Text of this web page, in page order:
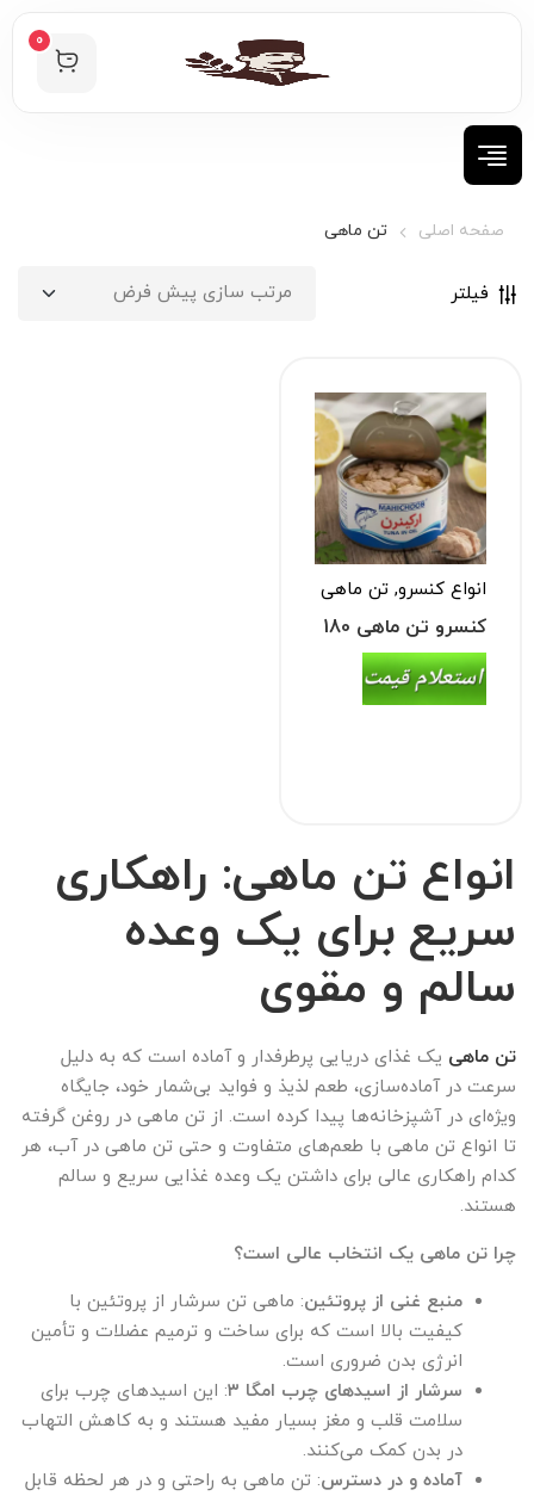
0
صفحه اصلی تن ماهی
فیلتر
انواع کنسرو, تن ماهی
کنسرو تن ماهی 180
گرمی
انواع تن ماهی: راهکاری
سریع برای یک وعده
سالم و مقوی
تن ماهی یک غذای دریایی پرطرفدار و آماده است که به دلیل
سرعت در آماده‌سازی، طعم لذیذ و فواید بی‌شمار خود، جایگاه
ویژه‌ای در آشپزخانه‌ها پیدا کرده است. از تن ماهی در روغن گرفته
تا انواع تن ماهی با طعم‌های متفاوت و حتی تن ماهی در آب، هر
کدام راهکاری عالی برای داشتن یک وعده غذایی سریع و سالم
هستند.
چرا تن ماهی یک انتخاب عالی است؟
منبع غنی از پروتئین: ماهی تن سرشار از پروتئین با
کیفیت بالا است که برای ساخت و ترمیم عضلات و تأمین
انرژی بدن ضروری است.
سرشار از اسیدهای چرب امگا ۳
: این اسیدهای چرب برای
سلامت قلب و مغز بسیار مفید هستند و به کاهش التهاب
در بدن کمک می‌کنند.
آماده و در دسترس: تن ماهی به راحتی و در هر لحظه قابل